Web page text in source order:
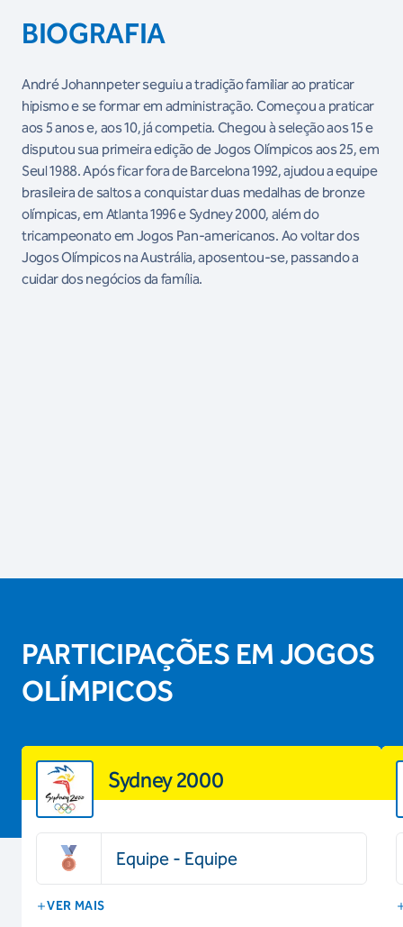
BIOGRAFIA
André Johannpeter seguiu a tradição familiar ao praticar
hipismo e se formar em administração. Começou a praticar
aos 5 anos e, aos 10, já competia. Chegou à seleção aos 15 e
disputou sua primeira edição de Jogos Olímpicos aos 25, em
Seul 1988. Após ficar fora de Barcelona 1992, ajudou a equipe
brasileira de saltos a conquistar duas medalhas de bronze
olímpicas, em Atlanta 1996 e Sydney 2000, além do
tricampeonato em Jogos Pan-americanos. Ao voltar dos
Jogos Olímpicos na Austrália, aposentou-se, passando a
cuidar dos negócios da família.
PARTICIPAÇÕES EM JOGOS
OLÍMPICOS
Sydney 2000
Equipe - Equipe
VER MAIS